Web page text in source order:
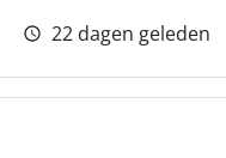
22 dagen geleden